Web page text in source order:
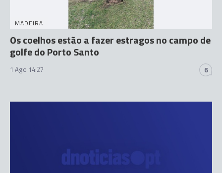
MADEIRA
Os coelhos estão a fazer estragos no campo de
golfe do Porto Santo
1 Ago 14:27 6